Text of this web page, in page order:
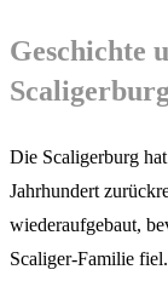
Geschichte
Die Scaligerburg
Jahrhundert
wiederaufgebaut,
Scaliger-Familie